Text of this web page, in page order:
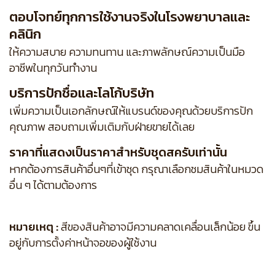
ตอบโจทย์ทุกการใช้งานจริงในโรงพยาบาลและ
คลินิก
ให้ความสบาย ความทนทาน และภาพลักษณ์ความเป็นมือ
อาชีพในทุกวันทำงาน
บริการปักชื่อและโลโก้บริษัท
เพิ่มความเป็นเอกลักษณ์ให้แบรนด์ของคุณด้วยบริการปัก
คุณภาพ สอบถามเพิ่มเติมกับฝ่ายขายได้เลย
ราคาที่แสดงเป็นราคาสำหรับชุดสครับเท่านั้น
หากต้องการสินค้าอื่นๆที่เข้าชุด กรุณาเลือกชมสินค้าในหมวด
อื่น ๆ ได้ตามต้องการ
หมายเหตุ :สีของสินค้าอาจมีความคลาดเคลื่อนเล็กน้อย ขึ้น
อยู่กับการตั้งค่าหน้าจอของผู้ใช้งาน